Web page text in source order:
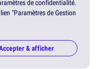
de confidentialité.
"Paramètres de Gestion
& afficher